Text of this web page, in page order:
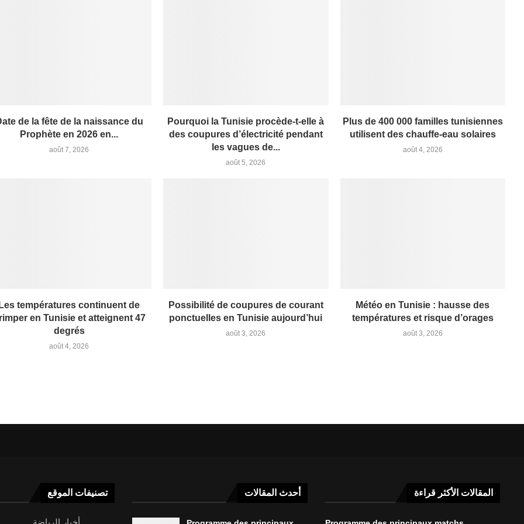
de la fête de la naissance du
Prophète en 2026 en...
août 7, 2026
Pourquoi la Tunisie procède-t-elle à
des coupures d’électricité pendant
les vagues de...
août 5, 2026
Plus de 400 000 familles tunisiennes
utilisent des chauffe-eau solaires
août 4, 2026
températures continuent de
en Tunisie et atteignent 47
degrés
août 4, 2026
Possibilité de coupures de courant
ponctuelles en Tunisie aujourd’hui
août 3, 2026
Météo en Tunisie : hausse des
températures et risque d’orages
août 3, 2026
تصنيفات الموقع
أخبار الرياضة
أحدث المقالات المقالات الأكثر قراءة